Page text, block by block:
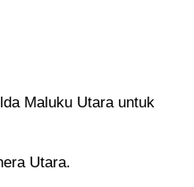
Maluku Utara untuk
Utara.